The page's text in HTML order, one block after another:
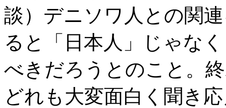
談）デニソワ人との関
ると「日本人」じゃな
べきだろうとのこと。
どれも大変面白く聞き